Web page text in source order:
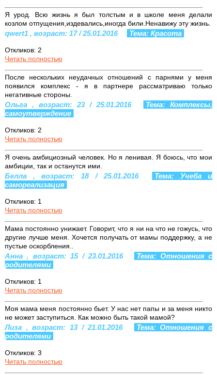
Я урод. Всю жизнь я был толстым и в школе меня делали
козлом отпущения,издевались,иногда били.Ненавижу эту жизнь.
qwert1 , возраст: 17 / 25.01.2016 Тема: Красота
Откликов: 2
Читать полностью
После нескольких неудачных отношений с парнями у меня
появился комплекс - я в партнере рассматриваю только
негативные стороны.
Ольга , возраст: 23 / 25.01.2016
Тема: Комплексы,
самоутверждение
Откликов: 2
Читать полностью
Я очень амбициозный человек. Но я ленивая. Я боюсь, что мои
амбиции, так и останутся ими.
Белла , возраст: 18 / 25.01.2016
Тема: Учеба и
самореализация
Откликов: 1
Читать полностью
Мама постоянно унижает. Говорит, что я ни на что не гожусь, что
другие лучше меня. Хочется получать от мамы поддержку, а не
пустые оскорбления..
Анна , возраст: 15 / 23.01.2016
Тема: Отношения с
родителями
Откликов: 1
Читать полностью
Моя мама меня постоянно бьет. У нас нет папы и за меня никто
не может заступиться. Как можно быть такой мамой?
Лиза , возраст: 13 / 21.01.2016
Тема: Отношения с
родителями
Откликов: 3
Читать полностью